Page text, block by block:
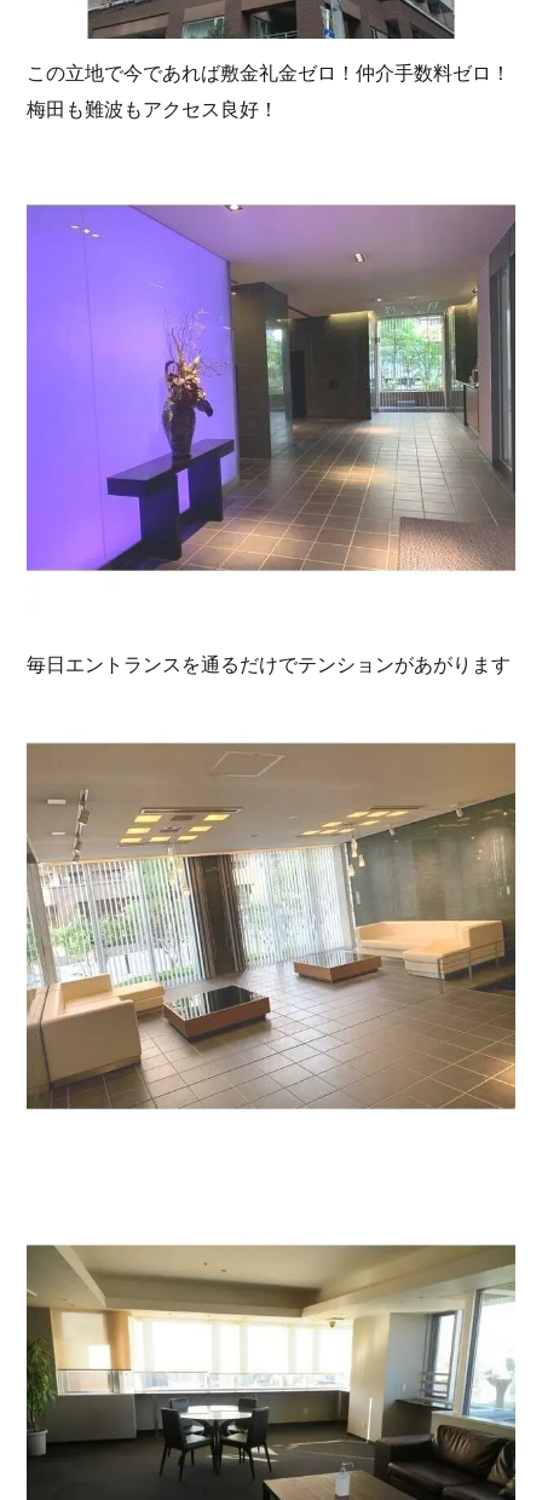
この立地で今であれば敷金礼金ゼロ！仲介手数料ゼロ！
梅田も難波もアクセス良好！
毎日エントランスを通るだけでテンションがあがります